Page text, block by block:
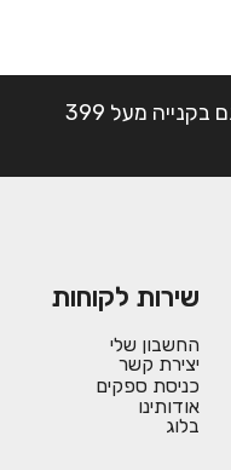
שליח עד הבית חינם בקנייה מעל 399
שירות לקוחות
החשבון שלי
יצירת קשר
כניסת ספקים
אודותינו
בלוג